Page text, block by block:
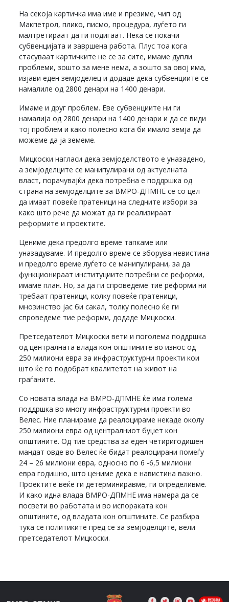
На секоја картичка има име и презиме, чип од
Макпетрол, плико, писмо, процедура, луѓето ги
малтретираат да ги подигаат. Нека се покачи
субвенцијата и завршена работа. Плус тоа кога
стасуваат картичките не се за сите, имаме дупли
проблеми, зошто за мене нема, а зошто за овој има,
изјави еден земјоделец и додаде дека субвенциите се
намалиле од 2800 денари на 1400 денари.
Имаме и друг проблем. Еве субвенциите ни ги
намалија од 2800 денари на 1400 денари и да се види
тој проблем и како полесно кога би имало земја да
можеме да ја земеме.
Мицкоски нагласи дека земјоделството е уназадено,
а земјоделците се манипулирани од актуелната
власт, порачувајќи дека потребна е поддршка од
страна на земјоделците за ВМРО-ДПМНЕ се со цел
да имаат повеќе пратеници на следните избори за
како што рече да можат да ги реализираат
реформите и проектите.
Цениме дека предолго време тапкаме или
уназадуваме. И предолго време се зборува невистина
и предолго време луѓето се манипулирани, за да
функционираат институциите потребни се реформи,
имаме план. Но, за да ги спроведеме тие реформи ни
требаат пратеници, колку повеќе пратеници,
мнозинство јас би сакал, толку полесно ќе ги
спроведеме тие реформи, додаде Мицкоски.
Претседателот Мицкоски вети и поголема поддршка
од централната влада кон општините во износ од
250 милиони евра за инфраструктурни проекти кои
што ќе го подобрат квалитетот на живот на
граѓаните.
Со новата влада на ВМРО-ДПМНЕ ќе има голема
поддршка во многу инфраструктурни проекти во
Велес. Ние планираме да реалоцираме некаде околу
250 милиони евра од централниот буџет кон
општините. Од тие средства за еден четиригодишен
мандат овде во Велес ќе бидат реалоцирани помеѓу
24 – 26 милиони евра, односно по 6 -6,5 милиони
евра годишно, што цениме дека е навистина важно.
Проектите веќе ги детерминиравме, ги определивме.
И како идна влада ВМРО-ДПМНЕ има намера да се
посвети во работата и во испораката кон
општините, од владата кон општините. Се разбира
тука се политиките пред се за земјоделците, вели
претседателот Мицкоски.